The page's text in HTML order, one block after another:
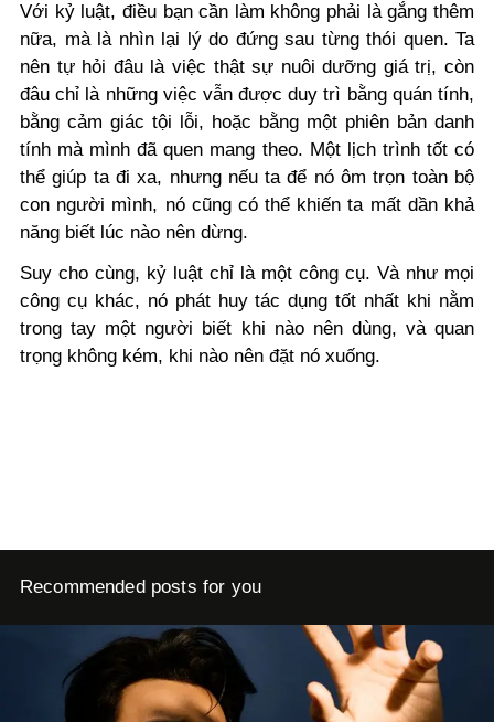
Với kỷ luật, điều bạn cần làm không phải là gắng thêm
nữa, mà là nhìn lại lý do đứng sau từng thói quen. Ta
nên tự hỏi đâu là việc thật sự nuôi dưỡng giá trị, còn
đâu chỉ là những việc vẫn được duy trì bằng quán tính,
bằng cảm giác tội lỗi, hoặc bằng một phiên bản danh
tính mà mình đã quen mang theo. Một lịch trình tốt có
thể giúp ta đi xa, nhưng nếu ta để nó ôm trọn toàn bộ
con người mình, nó cũng có thể khiến ta mất dần khả
năng biết lúc nào nên dừng.
Suy cho cùng, kỷ luật chỉ là một công cụ. Và như mọi
công cụ khác, nó phát huy tác dụng tốt nhất khi nằm
trong tay một người biết khi nào nên dùng, và quan
trọng không kém, khi nào nên đặt nó xuống.
Recommended posts for you